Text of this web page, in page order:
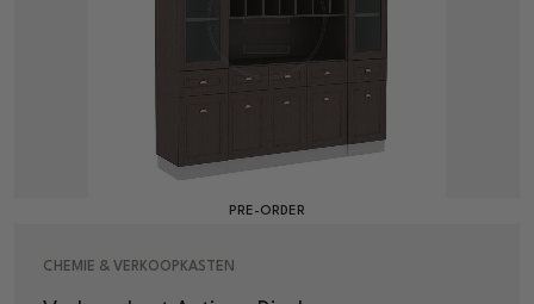
PRE-ORDER
CHEMIE & VERKOOPKASTEN